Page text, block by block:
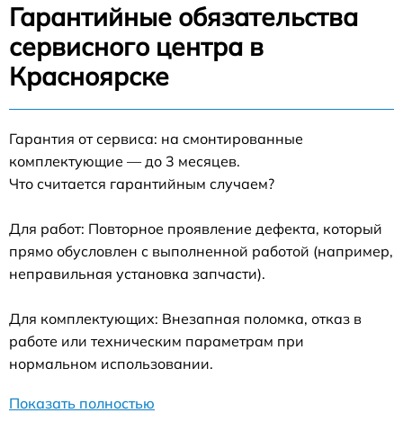
Гарантийные обязательства
сервисного центра в
Красноярске
Гарантия от сервиса: на смонтированные
комплектующие — до 3 месяцев.
Что считается гарантийным случаем?
Для работ: Повторное проявление дефекта, который
прямо обусловлен с выполненной работой (например,
неправильная установка запчасти).
Для комплектующих: Внезапная поломка, отказ в
работе или техническим параметрам при
нормальном использовании.
Показать полностью